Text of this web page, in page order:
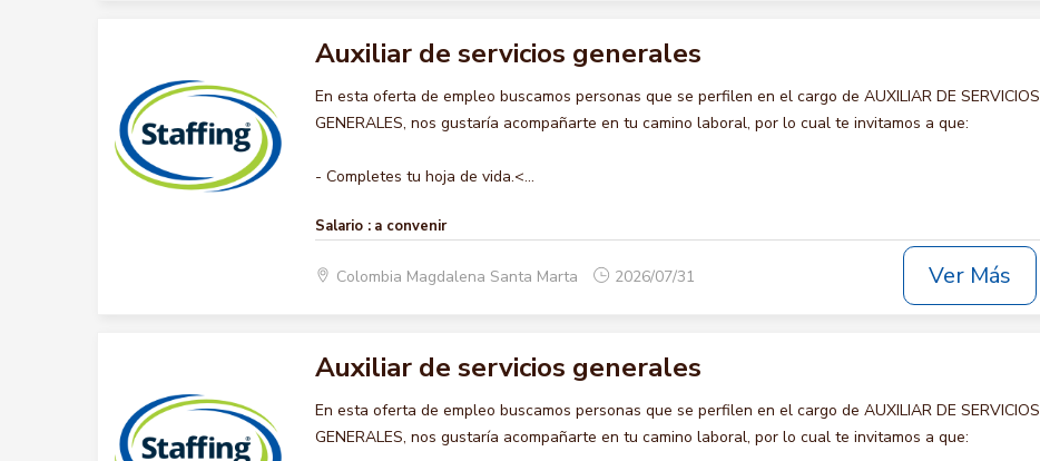
Auxiliar de servicios generales
En esta oferta de empleo buscamos personas que se perfilen en el cargo de AUXILIAR DE SERVICIOS
GENERALES, nos gustaría acompañarte en tu camino laboral, por lo cual te invitamos a que:
- Completes tu hoja de vida.<...
Salario : a convenir
Colombia Magdalena Santa Marta 2026/07/31 Ver Más
Auxiliar de servicios generales
En esta oferta de empleo buscamos personas que se perfilen en el cargo de AUXILIAR DE SERVICIOS
GENERALES, nos gustaría acompañarte en tu camino laboral, por lo cual te invitamos a que: